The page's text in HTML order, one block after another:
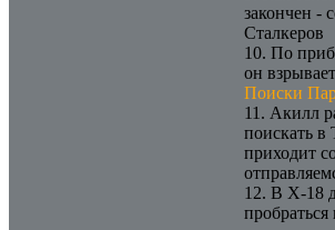
закончен -
Сталкеров
10. По
он
Поиски
11. Акилл
поискать в
приходит
12. В Х-18